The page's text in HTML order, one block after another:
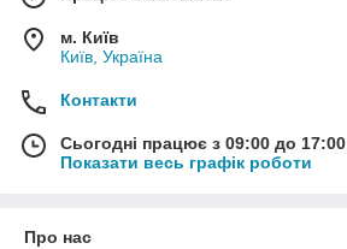
м. Київ
Київ, Україна
Контакти
Сьогодні працює з 09:00 до 17:00
Показати весь графік роботи
Про нас